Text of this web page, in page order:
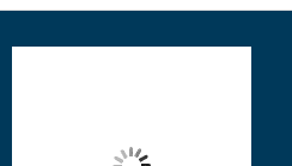
cá nhân và các tổ chức doanh nghiệp